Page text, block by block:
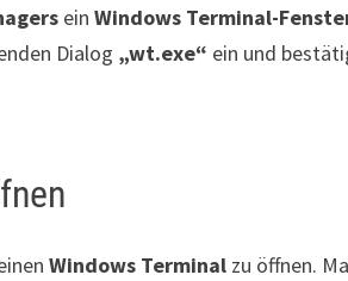
ein Windows Terminal-
Dialog „wt.exe“ ein und
Windows Terminal zu öffnen.